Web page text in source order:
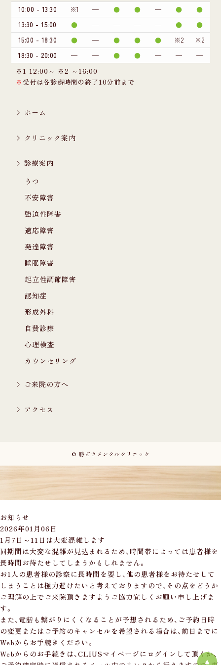
10:00 - 13:30 ※1 ─ ● ● ─ ●
●
13:30 -15:00 ● ─ ─ ─ ─ ●
●
15:00 - 18:30 ● ─ ● ● ● ※2
※2
18:30 -20:00 ─ ─ ● ● ─ ─
─
※1 12:00～ ※2 ～16:00
※受付は各診療時間の終了10分前まで
ホーム
クリニック案内
診療案内
うつ
不安障害
強迫性障害
適応障害
発達障害
睡眠障害
起立性調節障害
認知症
形成外科
自費診療
心理検査
カウンセリング
ご来院の方へ
アクセス
© 勝どきメンタルクリニック
お知らせ
2026年01月06日
1月7日～11日は大変混雑します
同期間は大変な混雑が見込まれるため、時間帯によっては患者様を
長時間お待たせしてしまうかもしれません。
お1人の患者様の診察に長時間を要し、他の患者様をお待たせして
しまうことは極力避けたいと考えておりますので、その点をどうか
ご理解の上でご来院頂きますようご協力宜しくお願い申し上げま
す。
また、電話も繋がりにくくなることが予想されるため、ご予約日時
の変更またはご予約のキャンセルを希望される場合は、前日までに
Webからお手続きください。
Webからのお手続きは、CLIUSマイページにログインして頂くか、